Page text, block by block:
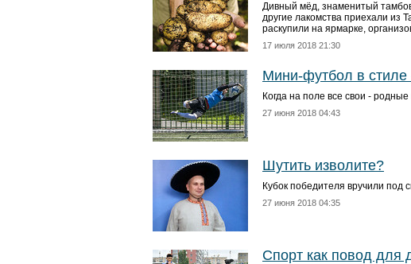
Дивный мёд, знаменитый
другие лакомства приехали из
раскупили на ярмарке,
17 июля 2018 21:30
Мини-футбол в стиле
Когда на поле все свои - родные
27 июня 2018 04:43
Шутить изволите?
Кубок победителя вручили под
27 июня 2018 04:35
Спорт как повод для